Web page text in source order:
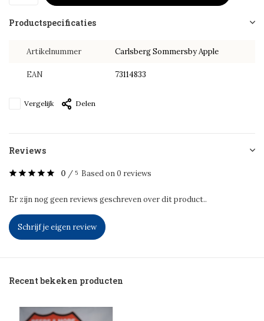
Productspecificaties
Artikelnummer Carlsberg Sommersby Apple
EAN 73114833
Vergelijk Delen
Reviews
0 / 5 Based on 0 reviews
Er zijn nog geen reviews geschreven over dit product..
Schrijf je eigen review
Recent bekeken producten